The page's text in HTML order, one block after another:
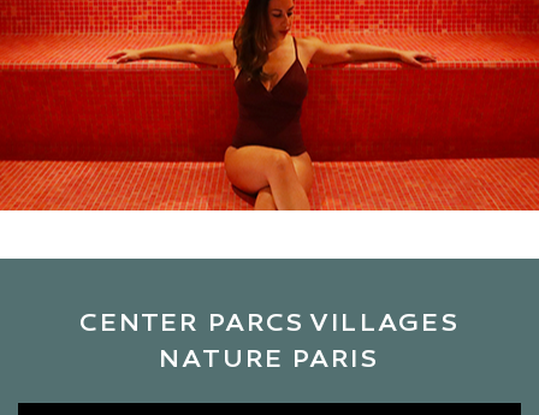
CENTER PARCS VILLAGES
NATURE PARIS